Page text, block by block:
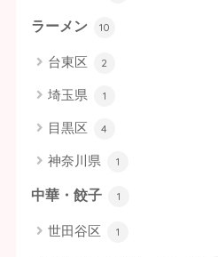
ラーメン 10
台東区 2
埼玉県 1
目黒区 4
神奈川県 1
中華・餃子 1
世田谷区 1